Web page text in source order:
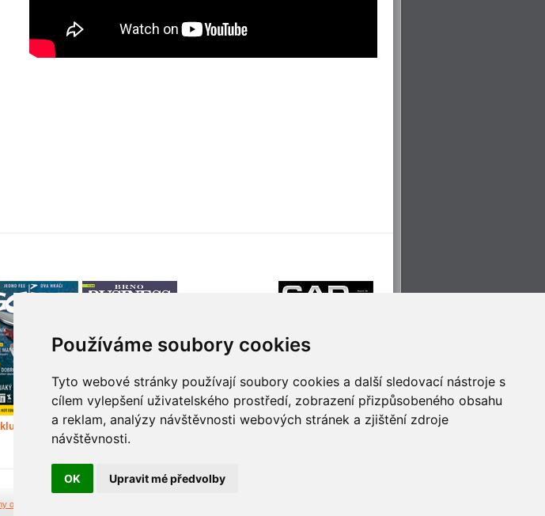
Používáme soubory cookies
Tyto webové stránky používají soubory cookies a další sledovací nástroje s
cílem vylepšení uživatelského prostředí, zobrazení přizpůsobeného obsahu
a reklam, analýzy návštěvnosti webových stránek a zjištění zdroje
návštěvnosti.
OK Upravit mé předvolby
světem
Děláme Brno větší Příjemné cestování
Technologie pro
osobních údajů